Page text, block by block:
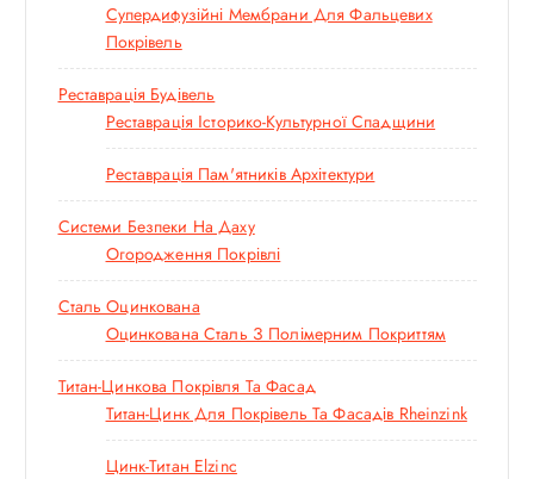
Супердифузійні Мембрани Для Фальцевих
Покрівель
Реставрація Будівель
Реставрація Історико-Культурної Спадщини
Реставрація Пам'ятників Архітектури
Системи Безпеки На Даху
Огородження Покрівлі
Сталь Оцинкована
Оцинкована Сталь З Полімерним Покриттям
Титан-Цинкова Покрівля Та Фасад
Титан-Цинк Для Покрівель Та Фасадів Rheinzink
Цинк-Титан Elzinc